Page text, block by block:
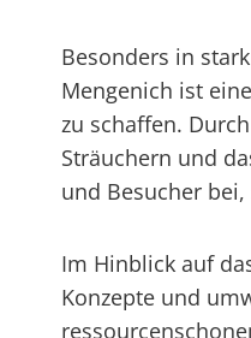
Besonders in
Mengenich ist
zu schaffen.
Sträuchern und
und Besucher
Im Hinblick auf
Konzepte und